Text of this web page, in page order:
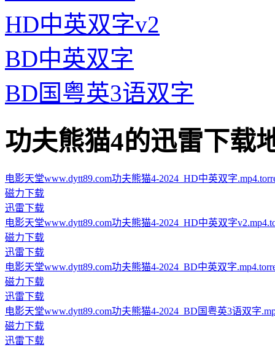
HD中英双字v2
BD中英双字
BD国粤英3语双字
功夫熊猫4的迅雷下载地
电影天堂www.dytt89.com功夫熊猫4-2024_HD中英双字
磁力下载
迅雷下载
电影天堂www.dytt89.com功夫熊猫4-2024_HD中英双字
磁力下载
迅雷下载
电影天堂www.dytt89.com功夫熊猫4-2024_BD中英双字
磁力下载
迅雷下载
电影天堂www.dytt89.com功夫熊猫4-2024_BD国粤英3语双字
磁力下载
迅雷下载